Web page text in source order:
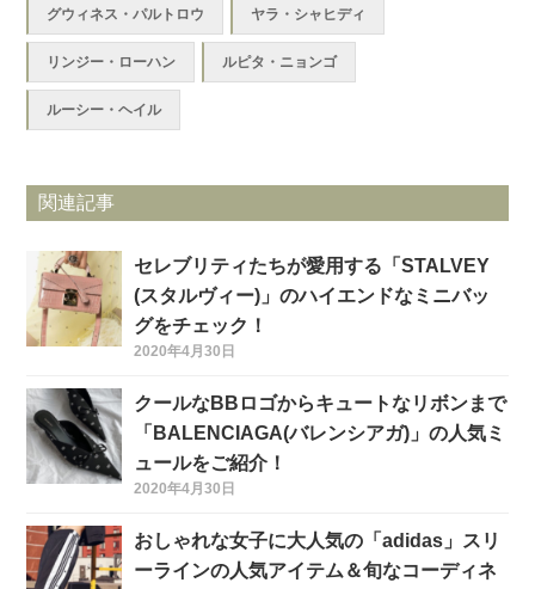
グウィネス・パルトロウ ヤラ・シャヒディ
リンジー・ローハン ルピタ・ニョンゴ
ルーシー・ヘイル
関連記事
セレブリティたちが愛用する「STALVEY
(スタルヴィー)」のハイエンドなミニバッ
グをチェック！
2020年4月30日
クールなBBロゴからキュートなリボンまで
「BALENCIAGA(バレンシアガ)」の人気ミ
ュールをご紹介！
2020年4月30日
おしゃれな女子に大人気の「adidas」スリ
ーラインの人気アイテム＆旬なコーディネ